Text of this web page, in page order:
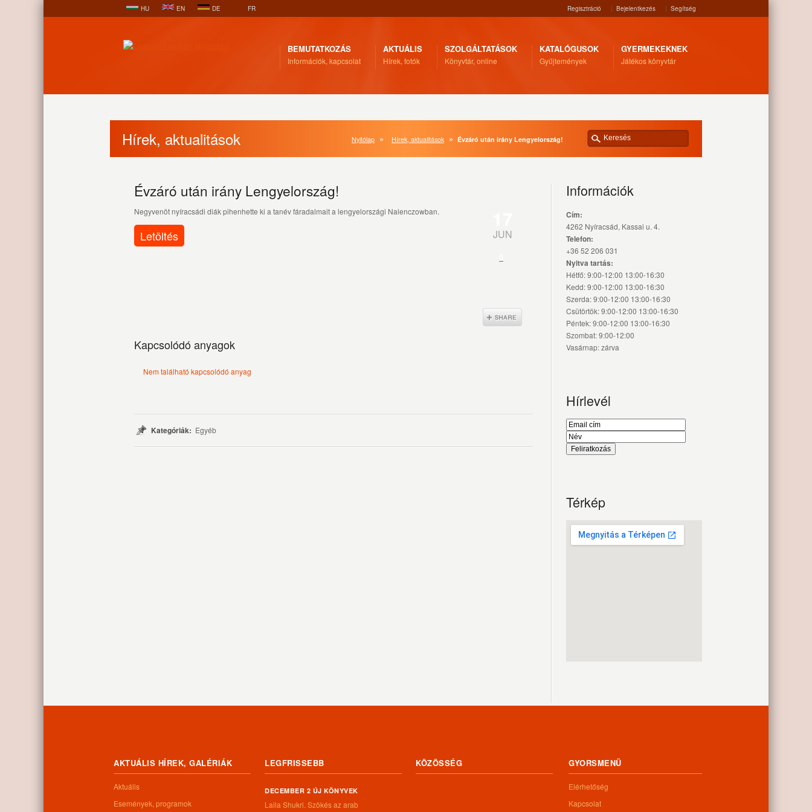
HU EN DE FR Regisztráció | Bejelentkezés | Segítség
BEMUTATKOZÁS
Információk, kapcsolat
AKTUÁLIS
Hírek, fotók
SZOLGÁLTATÁSOK
Könyvtár, online
KATALÓGUSOK
Gyűjtemények
GYERMEKEKNEK
Játékos könyvtár
Hírek, aktualitások Nyitólap Hírek, aktualitások Évzáró után irány Lengyelország!
Évzáró után irány Lengyelország!
Negyvenöt nyíracsádi diák pihenhette ki a tanév fáradalmait a lengyelországi Nalenczowban.
Letöltés JUN
Kapcsolódó anyagok
Nem található kapcsolódó anyag
Kategóriák: Egyéb
Információk
Cím:
4262 Nyíracsád, Kassai u. 4.
Telefon:
+36 52 206 031
Nyitva tartás:
Hétfő: 9:00-12:00 13:00-16:30
Kedd: 9:00-12:00 13:00-16:30
Szerda: 9:00-12:00 13:00-16:30
Csütörtök: 9:00-12:00 13:00-16:30
Péntek: 9:00-12:00 13:00-16:30
Szombat: 9:00-12:00
Vasárnap: zárva
Hírlevél
Térkép
AKTUÁLIS HÍREK, GALÉRIÁK
Aktuális
Események, programok
LEGFRISSEBB
DECEMBER 2 ÚJ KÖNYVEK
Laila Shukri. Szökés ​az arab
KÖZÖSSÉG GYORSMENÜ
Elérhetőség
Kapcsolat